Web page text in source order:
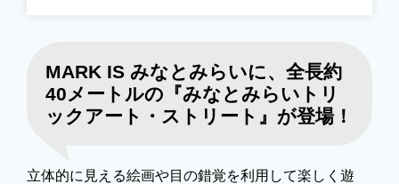
MARK IS みなとみらいに、全長約
40メートルの『みなとみらいトリ
ックアート・ストリート』が登場！
立体的に見える絵画や目の錯覚を利用して楽しく遊